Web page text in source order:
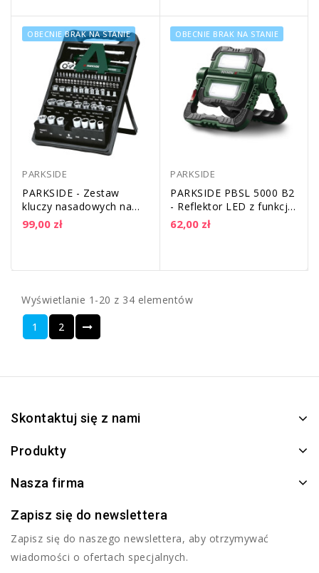
OBECNIE BRAK NA STANIE
PARKSIDE
PARKSIDE - Zestaw
kluczy nasadowych na
stojaku - 61 elementów
99,00 zł
OBECNIE BRAK NA STANIE
PARKSIDE
PARKSIDE PBSL 5000 B2
- Reflektor LED z funkcją
powerbank | 10 W |
2x500 lm
62,00 zł
Wyświetlanie 1-20 z 34 elementów
1
2
Skontaktuj się z nami
Produkty
Nasza firma
Zapisz się do newslettera
Zapisz się do naszego newslettera, aby otrzymywać
wiadomości o ofertach specjalnych.